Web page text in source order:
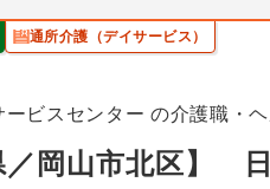
通所介護（デイサービス）
ビスセンター の介護職・ヘ
／岡山市北区】